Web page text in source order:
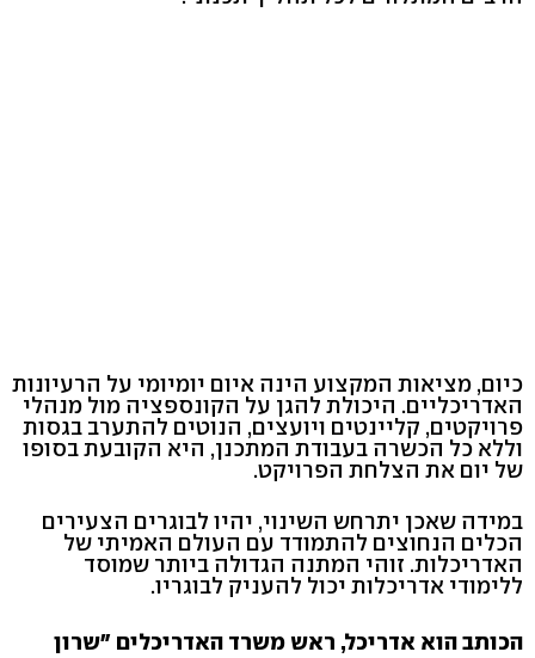
כיום, מציאות המקצוע הינה איום יומיומי על הרעיונות
האדריכליים. היכולת להגן על הקונספציה מול מנהלי
פרויקטים, קליינטים ויועצים, הנוטים להתערב בגסות
וללא כל הכשרה בעבודת המתכנן, היא הקובעת בסופו
של יום את הצלחת הפרויקט.
במידה שאכן יתרחש השינוי, יהיו לבוגרים הצעירים
הכלים הנחוצים להתמודד עם העולם האמיתי של
האדריכלות. זוהי המתנה הגדולה ביותר שמוסד
ללימודי אדריכלות יכול להעניק לבוגריו.
הכותב הוא אדריכל, ראש משרד האדריכלים "שרון